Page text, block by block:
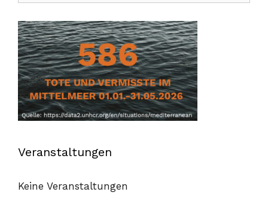
Veranstaltungen
Keine Veranstaltungen